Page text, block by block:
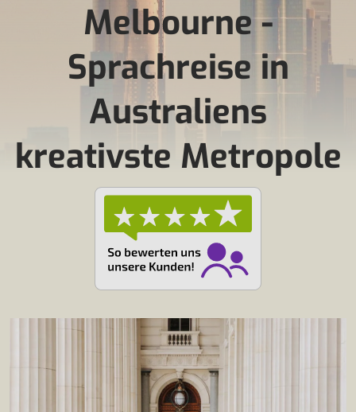
Melbourne -
Sprachreise in
Australiens
kreativste Metropole